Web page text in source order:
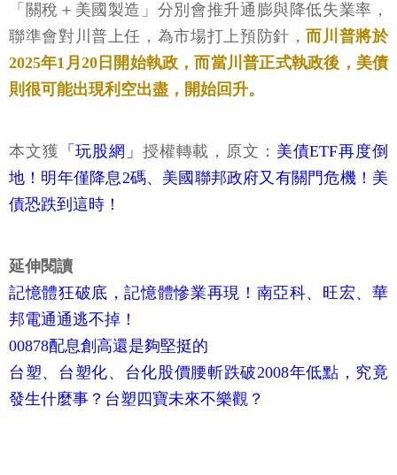
「關稅＋美國製造」分別會推升通膨與降低失業率，
聯準會對川普上任，為市場打上預防針，而川普將於
2025年1月20日開始執政，而當川普正式執政後，美債
則很可能出現利空出盡，開始回升。
本文獲 「玩股網」 授權轉載，原文： 美債ETF再度倒
地！明年僅降息2碼、美國聯邦政府又有關門危機！美
債恐跌到這時！
延伸閱讀
記憶體狂破底，記憶體慘業再現！南亞科、旺宏、華
邦電通通逃不掉！
00878配息創高還是夠堅挺的
台塑、台塑化、台化股價腰斬跌破2008年低點，究竟
發生什麼事？台塑四寶未來不樂觀？